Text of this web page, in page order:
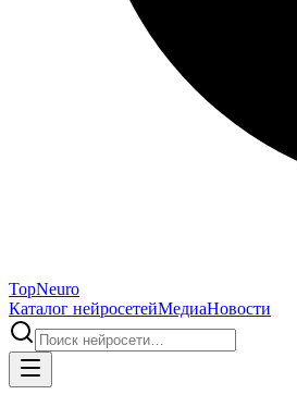
TopNeuro
Каталог нейросетейМедиаНовости